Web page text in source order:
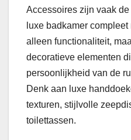
Accessoires zijn vaak
luxe badkamer
alleen functionaliteit,
decoratieve elementen
persoonlijkheid van de
Denk aan luxe
texturen, stijlvolle
toilettassen.